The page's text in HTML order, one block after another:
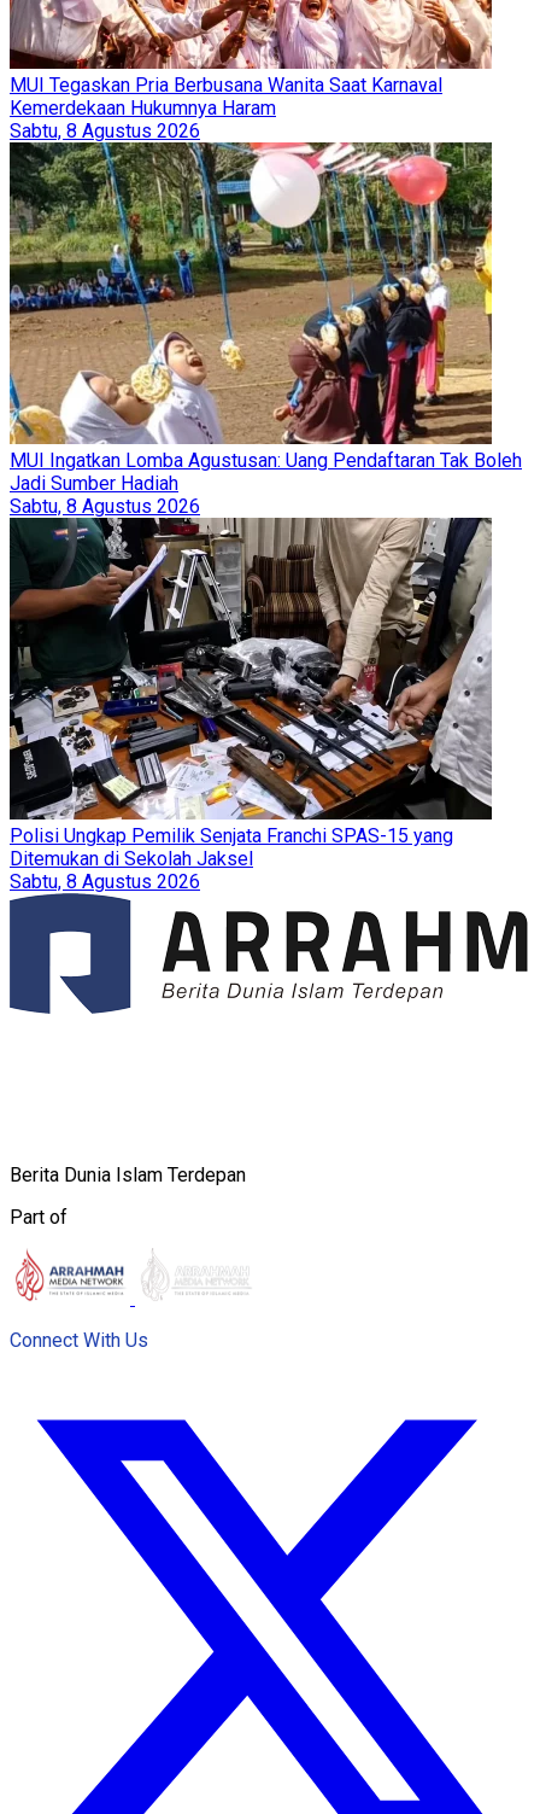
MUI Tegaskan Pria Berbusana Wanita Saat Karnaval
Kemerdekaan Hukumnya Haram
Sabtu, 8 Agustus 2026
MUI Ingatkan Lomba Agustusan: Uang Pendaftaran Tak Boleh
Jadi Sumber Hadiah
Sabtu, 8 Agustus 2026
Polisi Ungkap Pemilik Senjata Franchi SPAS-15 yang
Ditemukan di Sekolah Jaksel
Sabtu, 8 Agustus 2026
Berita Dunia Islam Terdepan
Part of
Connect With Us